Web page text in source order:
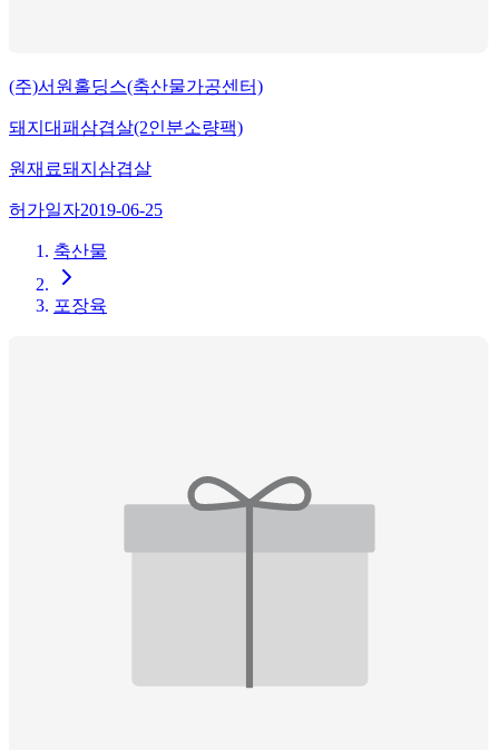
(주)서원홀딩스(축산물가공센터)
돼지대패삼겹살(2인분소량팩)
원재료돼지삼겹살
허가일자2019-06-25
축산물
포장육